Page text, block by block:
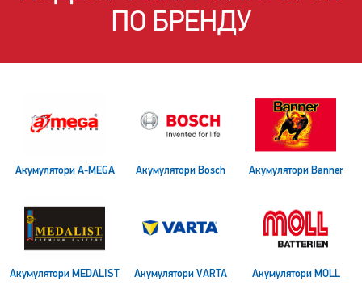
ПО БРЕНДУ
Акумулятори A-MEGA Акумулятори Bosch Акумулятори Banner
Акумулятори MEDALIST Акумулятори VARTA Акумулятори MOLL